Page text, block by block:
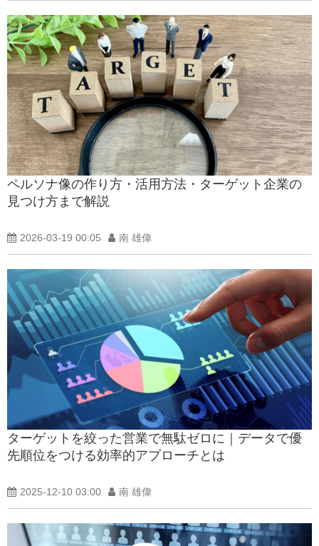
ペルソナ像の作り方・活用方法・ターゲット企業の
見つけ方まで解説
2026-03-19 00:05 南 雄偉
ターゲットを絞った営業で無駄ゼロに｜データで優
先順位をつける効率的アプローチとは
2025-12-10 03:00 南 雄偉